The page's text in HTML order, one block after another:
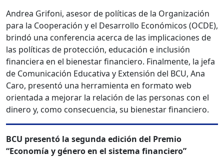
Andrea Grifoni, asesor de políticas de la Organización
para la Cooperación y el Desarrollo Económicos (OCDE),
brindó una conferencia acerca de las implicaciones de
las políticas de protección, educación e inclusión
financiera en el bienestar financiero. Finalmente, la jefa
de Comunicación Educativa y Extensión del BCU, Ana
Caro, presentó una herramienta en formato web
orientada a mejorar la relación de las personas con el
dinero y, como consecuencia, su bienestar financiero.
BCU presentó la segunda edición del Premio
“Economía y género en el sistema financiero”